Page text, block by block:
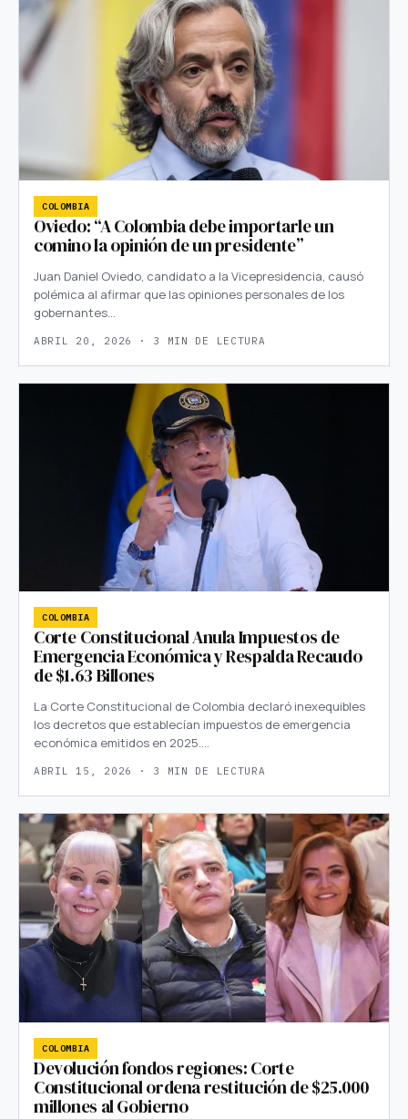
COLOMBIA
Oviedo: “A Colombia debe importarle un
comino la opinión de un presidente”
Juan Daniel Oviedo, candidato a la Vicepresidencia, causó
polémica al afirmar que las opiniones personales de los
gobernantes…
ABRIL 20, 2026 · 3 MIN DE LECTURA
COLOMBIA
Corte Constitucional Anula Impuestos de
Emergencia Económica y Respalda Recaudo
de $1.63 Billones
La Corte Constitucional de Colombia declaró inexequibles
los decretos que establecían impuestos de emergencia
económica emitidos en 2025.…
ABRIL 15, 2026 · 3 MIN DE LECTURA
COLOMBIA
Devolución fondos regiones: Corte
Constitucional ordena restitución de $25.000
millones al Gobierno